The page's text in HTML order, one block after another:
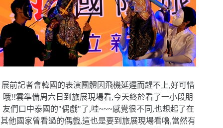
展前記者會韓國的表演團體因飛機延遲而趕不上,好可惜
哦!!雲準備周六日到旅展現場看,今天終於看了一小段朋
友們口中泰國的"偶戲"了,哇~~~感覺很不同,也想起了在
其他國家曾看過的偶戲,這也是要到旅展現場看嚕,當然有